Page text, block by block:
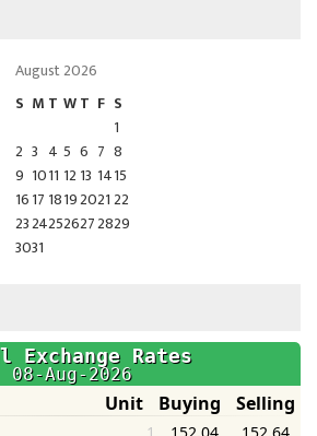
August 2026
S M T WT F S
1
2 3 4 5 6 7 8
9 1011 12 13 1415
1617 1819202122
23242526272829
3031